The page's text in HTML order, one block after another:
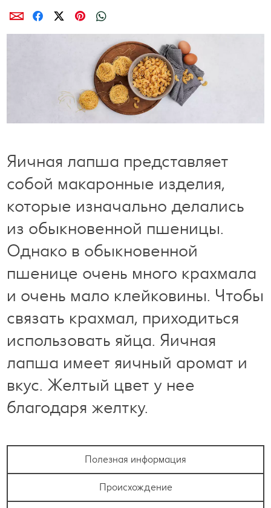
Готовим с удовольствием
ПоделиcьПоделиcь
ПоделиcьПоделиcь
Яичная лапша представляет
собой макаронные изделия,
которые изначально делались
из обыкновенной пшеницы.
Однако в обыкновенной
пшенице очень много крахмала
и очень мало клейковины. Чтобы
связать крахмал, приходиться
использовать яйца. Яичная
лапша имеет яичный аромат и
вкус. Желтый цвет у нее
благодаря желтку.
Полезная информация
Происхождение